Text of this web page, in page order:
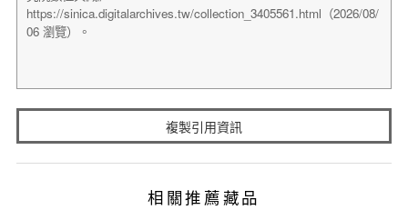
複製引用資訊
相關推薦藏品